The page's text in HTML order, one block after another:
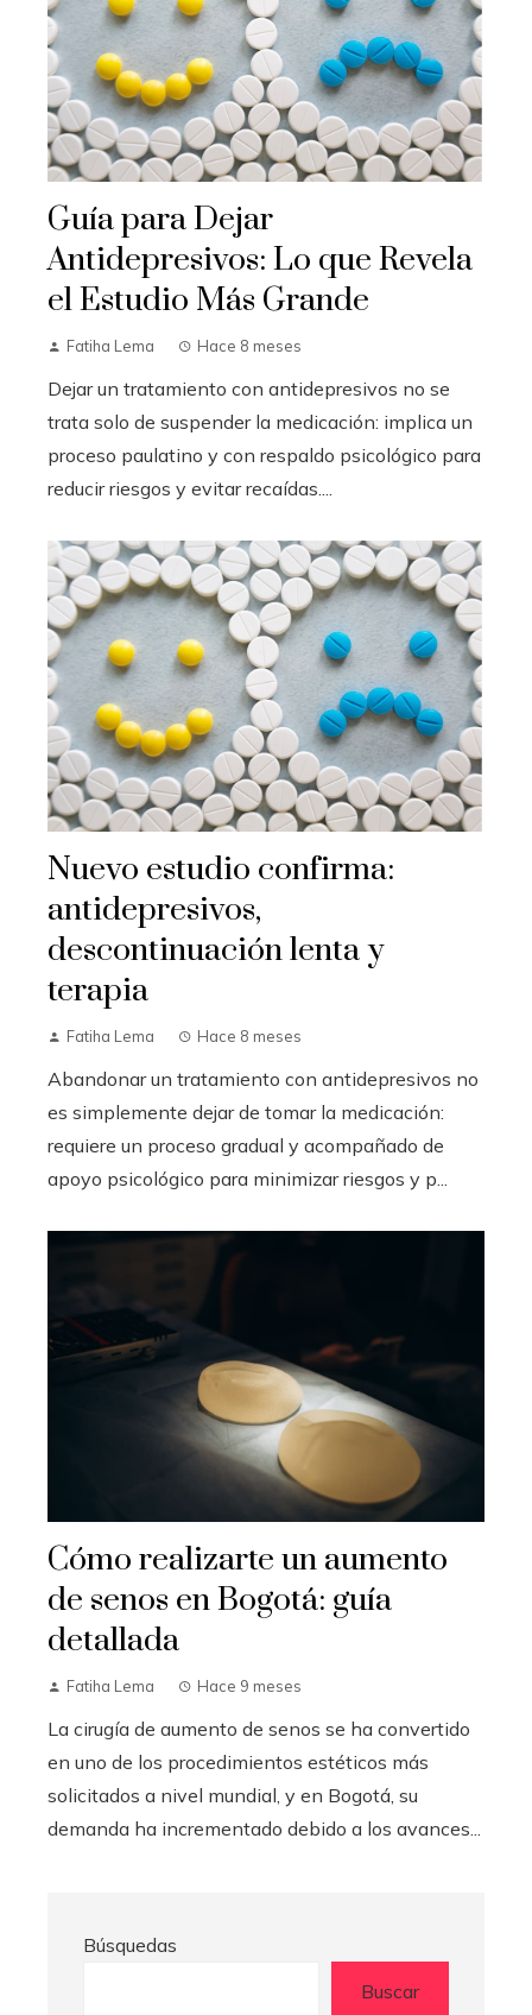
Guía para Dejar
Antidepresivos: Lo que Revela
el Estudio Más Grande
Fatiha Lema Hace 8 meses
Dejar un tratamiento con antidepresivos no se
trata solo de suspender la medicación: implica un
proceso paulatino y con respaldo psicológico para
reducir riesgos y evitar recaídas....
Nuevo estudio confirma:
antidepresivos,
descontinuación lenta y
terapia
Fatiha Lema Hace 8 meses
Abandonar un tratamiento con antidepresivos no
es simplemente dejar de tomar la medicación:
requiere un proceso gradual y acompañado de
apoyo psicológico para minimizar riesgos y p...
Cómo realizarte un aumento
de senos en Bogotá: guía
detallada
Fatiha Lema Hace 9 meses
La cirugía de aumento de senos se ha convertido
en uno de los procedimientos estéticos más
solicitados a nivel mundial, y en Bogotá, su
demanda ha incrementado debido a los avances...
Búsquedas
Buscar